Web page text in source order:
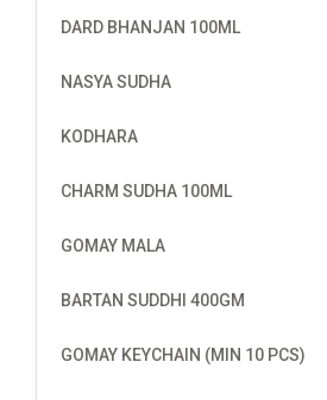
DARD BHANJAN 100ML
NASYA SUDHA
KODHARA
CHARM SUDHA 100ML
GOMAY MALA
BARTAN SUDDHI 400GM
GOMAY KEYCHAIN (MIN 10 PCS)